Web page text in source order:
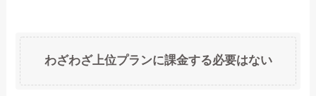
わざわざ上位プランに課金する必要はない